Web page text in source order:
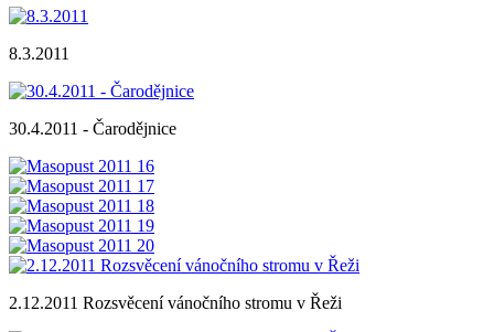
8.3.2011
30.4.2011 - Čarodějnice
2.12.2011 Rozsvěcení vánočního stromu v Řeži